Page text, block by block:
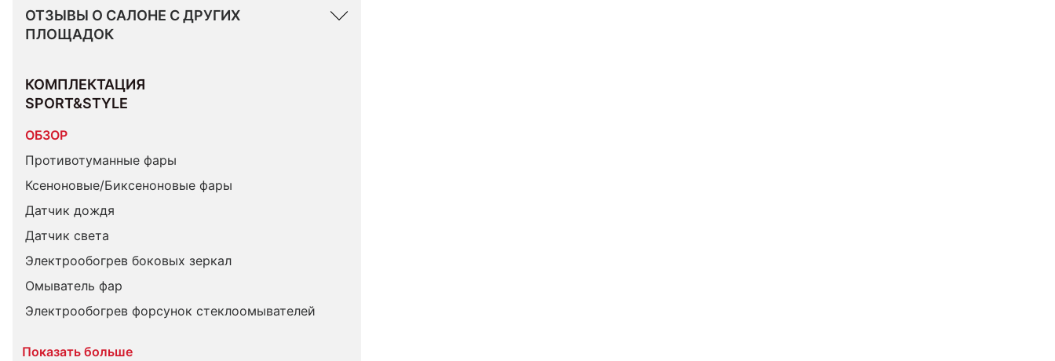
ОТЗЫВЫ О САЛОНЕ С ДРУГИХ
ПЛОЩАДОК
КОМПЛЕКТАЦИЯ
SPORT&STYLE
ОБЗОР
Противотуманные фары
Ксеноновые/Биксеноновые фары
Датчик дождя
Датчик света
Электрообогрев боковых зеркал
Омыватель фар
Электрообогрев форсунок стеклоомывателей
Показать больше